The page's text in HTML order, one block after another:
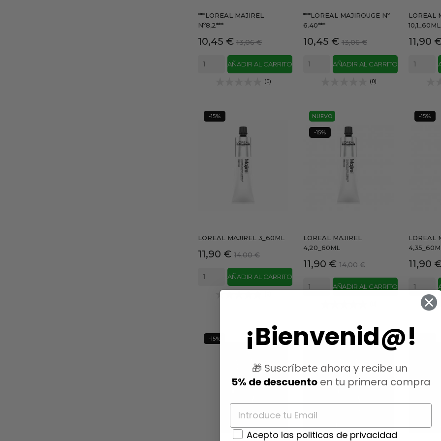
***LOREAL MAJIREL
Nº8,2***
Precio
10,45 € Precio
base
13,06 €
AÑADIR AL CARRITO
(0)
***LOREAL MAJIROUGE Nº
6.40***
Precio
10,45 € Precio
base
13,06 €
AÑADIR AL CARRITO
(0)
LOREAL
10,1_60ML
Precio
11,90
LOREAL MAJIREL 3_60ML
Precio
11,90 € Precio
base
14,00 €
AÑADIR AL CARRITO
-15%
LOREAL MAJIREL
4,20_60ML
Precio
11,90 € Precio
base
14,00 €
AÑADIR AL CARRITO
NUEVO
-15%
LOREAL
Precio
11,90
-15%
-15% -15%
¡Bienvenid@!
🎁 Suscríbete ahora y recibe un
5% de descuentoen tu primera compra
Acepto las politicas de privacidad